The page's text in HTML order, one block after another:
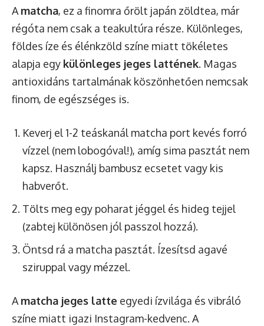
A matcha, ez a finomra őrölt japán zöldtea, már
régóta nem csak a teakultúra része. Különleges,
földes íze és élénkzöld színe miatt tökéletes
alapja egy különleges jeges lattének. Magas
antioxidáns tartalmának köszönhetően nemcsak
finom, de egészséges is.
Keverj el 1-2 teáskanál matcha port kevés forró
vízzel (nem lobogóval!), amíg sima pasztát nem
kapsz. Használj bambusz ecsetet vagy kis
habverőt.
Tölts meg egy poharat jéggel és hideg tejjel
(zabtej különösen jól passzol hozzá).
Öntsd rá a matcha pasztát. Ízesítsd agavé
sziruppal vagy mézzel.
A matcha jeges latte egyedi ízvilága és vibráló
színe miatt igazi Instagram-kedvenc. A